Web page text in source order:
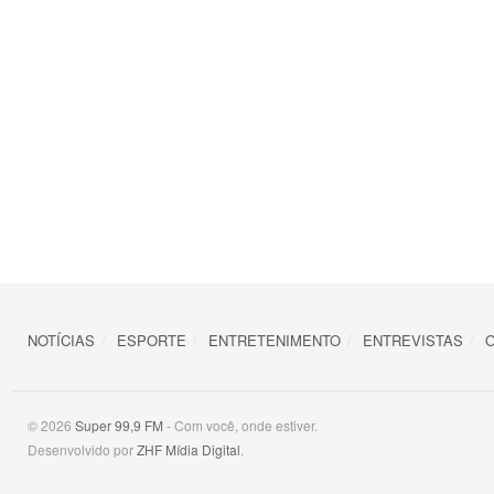
NOTÍCIAS ESPORTE ENTRETENIMENTO ENTREVISTAS
© 2026 Super 99,9 FM - Com você, onde estiver.
Desenvolvido porZHF Mídia Digital